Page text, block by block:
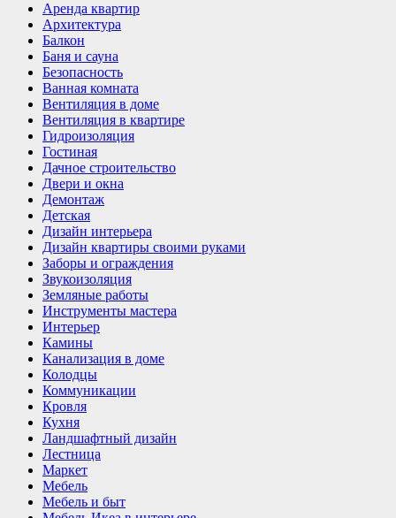
Аренда квартир
Архитектура
Балкон
Баня и сауна
Безопасность
Ванная комната
Вентиляция в доме
Вентиляция в квартире
Гидроизоляция
Гостиная
Дачное строительство
Двери и окна
Демонтаж
Детская
Дизайн интерьера
Дизайн квартиры своими руками
Заборы и ограждения
Звукоизоляция
Земляные работы
Инструменты мастера
Интерьер
Камины
Канализация в доме
Колодцы
Коммуникации
Кровля
Кухня
Ландшафтный дизайн
Лестница
Маркет
Мебель
Мебель и быт